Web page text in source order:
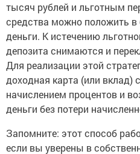
тысяч рублей и льготным
средства можно положить в
деньги. К истечению
депозита снимаются и
Для реализации этой
доходная карта (или
начислением процентов и
деньги без потери
Запомните: этот способ
если вы уверены в